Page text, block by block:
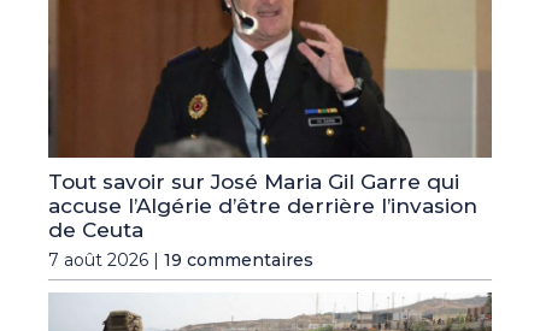
Tout savoir sur José Maria Gil Garre qui
accuse l’Algérie d’être derrière l’invasion
de Ceuta
7 août 2026 | 19 commentaires